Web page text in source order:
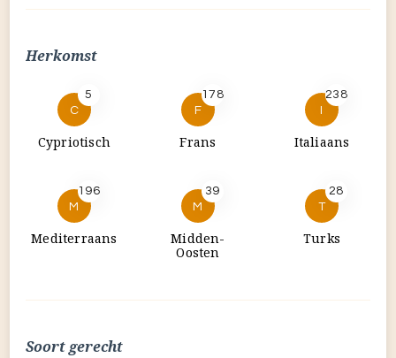
Herkomst
C
5
Cypriotisch
F
178
Frans
I
238
Italiaans
M
196
Mediterraans
M
39
Midden-
Oosten
T
28
Turks
Soort gerecht